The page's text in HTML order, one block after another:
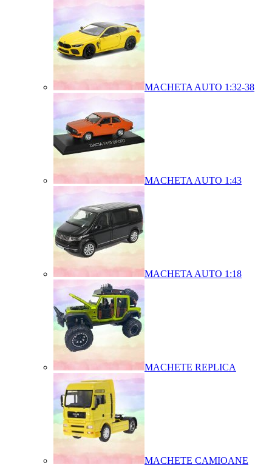
MACHETA AUTO 1:32-38
MACHETA AUTO 1:43
MACHETA AUTO 1:18
MACHETE REPLICA
MACHETE CAMIOANE